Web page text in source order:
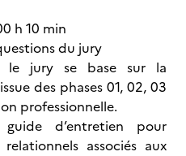
h 10 min
du jury
le jury se base sur la
des phases 01, 02, 03
professionnelle.
d’entretien pour
associés aux